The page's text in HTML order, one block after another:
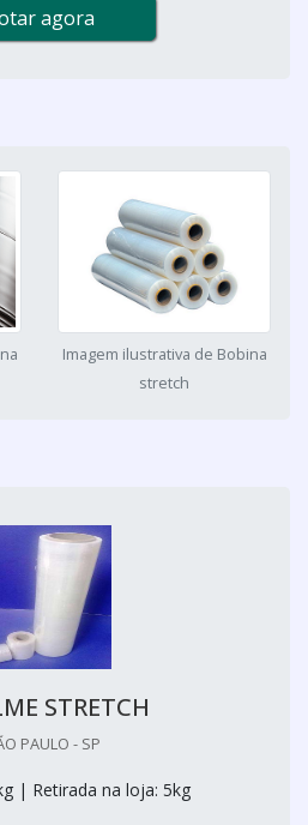
agora
Imagem ilustrativa de Bobina
stretch
STRETCH
PAULO - SP
| Retirada na loja: 5kg